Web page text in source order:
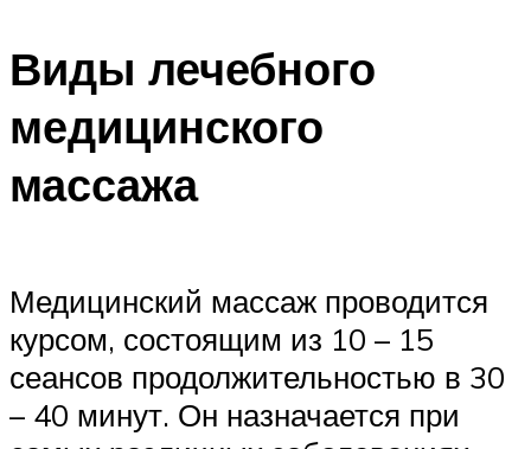
Виды лечебного
медицинского
массажа
Медицинский массаж проводится
курсом, состоящим из 10 – 15
сеансов продолжительностью в 30
– 40 минут. Он назначается при